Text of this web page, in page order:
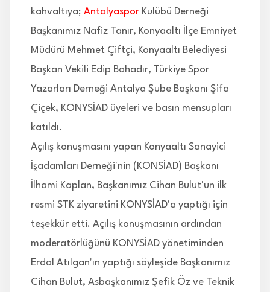
kahvaltıya; Antalyaspor Kulübü Derneği
Başkanımız Nafiz Tanır, Konyaaltı İlçe Emniyet
Müdürü Mehmet Çiftçi, Konyaaltı Belediyesi
Başkan Vekili Edip Bahadır, Türkiye Spor
Yazarları Derneği Antalya Şube Başkanı Şifa
Çiçek, KONYSİAD üyeleri ve basın mensupları
katıldı.
Açılış konuşmasını yapan Konyaaltı Sanayici
İşadamları Derneği'nin (KONSİAD) Başkanı
İlhami Kaplan, Başkanımız Cihan Bulut'un ilk
resmi STK ziyaretini KONYSİAD'a yaptığı için
teşekkür etti. Açılış konuşmasının ardından
moderatörlüğünü KONYSİAD yönetiminden
Erdal Atılgan'ın yaptığı söyleşide Başkanımız
Cihan Bulut, Asbaşkanımız Şefik Öz ve Teknik